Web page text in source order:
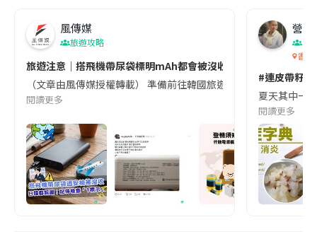
風傳媒
旅遊攻略
旅遊注意｜搭飛機帶尿袋標明mAh都會被沒收😱出發前切記檢查
（文章由風傳媒授權轉載） 準備前往韓國旅遊的民眾，近期要
閱讀更多
營養
香港
#連皮帶籽
夏天其中一
閱讀更多